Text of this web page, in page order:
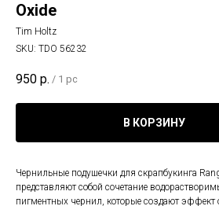
Oxide
Tim Holtz
SKU: TDO 56232
950 р. / 1 pc
В КОРЗИНУ
Чернильные подушечки для скрапбукинга
представляют собой сочетание
пигментных чернил, которые создают эффект